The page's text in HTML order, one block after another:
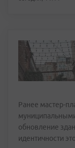
Ранее мастер-
обновление
идентичности